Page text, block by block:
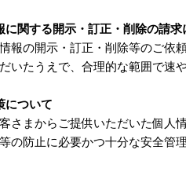
に関する開示・訂正・削除の請求
報の開示・訂正・削除等のご
いたうえで、合理的な範囲で速
について
さまからご提供いただいた個
の防止に必要かつ十分な安全管